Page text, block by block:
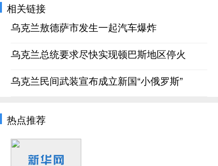
相关链接
乌克兰敖德萨市发生一起汽车爆炸
乌克兰总统要求尽快实现顿巴斯地区停火
乌克兰民间武装宣布成立新国“小俄罗斯”
热点推荐